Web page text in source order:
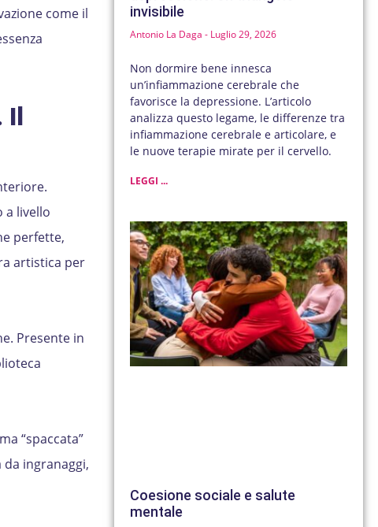
come il
Il
a livello
perfette,
artistica per
Presente in
“spaccata”
ingranaggi,
invisibile
Antonio La Daga Luglio 29, 2026
Non dormire bene innesca
un’infiammazione cerebrale che
favorisce la depressione. L’articolo
analizza questo legame, le differenze tra
infiammazione cerebrale e articolare, e
le nuove terapie mirate per il cervello.
LEGGI ...
Coesione sociale e salute
mentale